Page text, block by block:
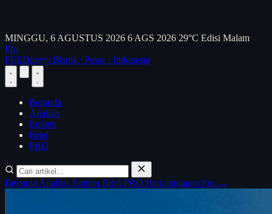
MINGGU, 6 AGUSTUS 2026 6 AGS 2026 29°C Edisi Malam
Pro
FEEDberry Bisnis · Pasar · Indonesia
Beranda
Analisis
Emiten
Brief
PRO
Beranda Analisis Emiten BriefPRO Berlangganan Pro →